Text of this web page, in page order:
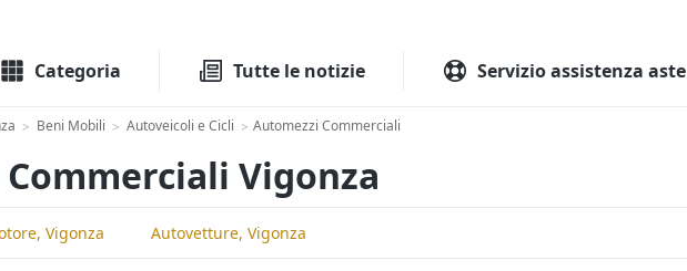
Categoria Tutte le notizie Servizio assistenza aste
> Beni Mobili > Autoveicoli e Cicli > Automezzi Commerciali
Vigonza
Vigonza Autovetture, Vigonza